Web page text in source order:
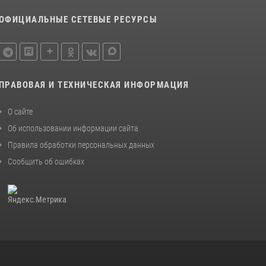
хостела
28 июля 2026, 11:10
СЕТЕВЫЕ РЕСУРСЫ
ПРАВОВАЯ И ТЕХНИЧЕСКАЯ ИНФОРМАЦИЯ
О сайте
Об использовании информации сайта
Правила обработки персональных данных
Сообщить об ошибках